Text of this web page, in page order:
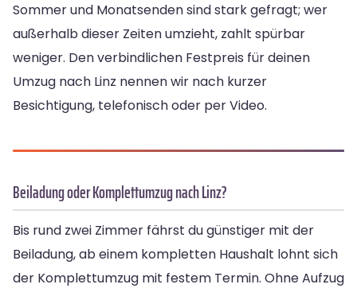
Sommer und Monatsenden sind stark gefragt; wer
außerhalb dieser Zeiten umzieht, zahlt spürbar
weniger. Den verbindlichen Festpreis für deinen
Umzug nach Linz nennen wir nach kurzer
Besichtigung, telefonisch oder per Video.
Beiladung oder Komplettumzug nach Linz?
Bis rund zwei Zimmer fährst du günstiger mit der
Beiladung, ab einem kompletten Haushalt lohnt sich
der Komplettumzug mit festem Termin. Ohne Aufzug